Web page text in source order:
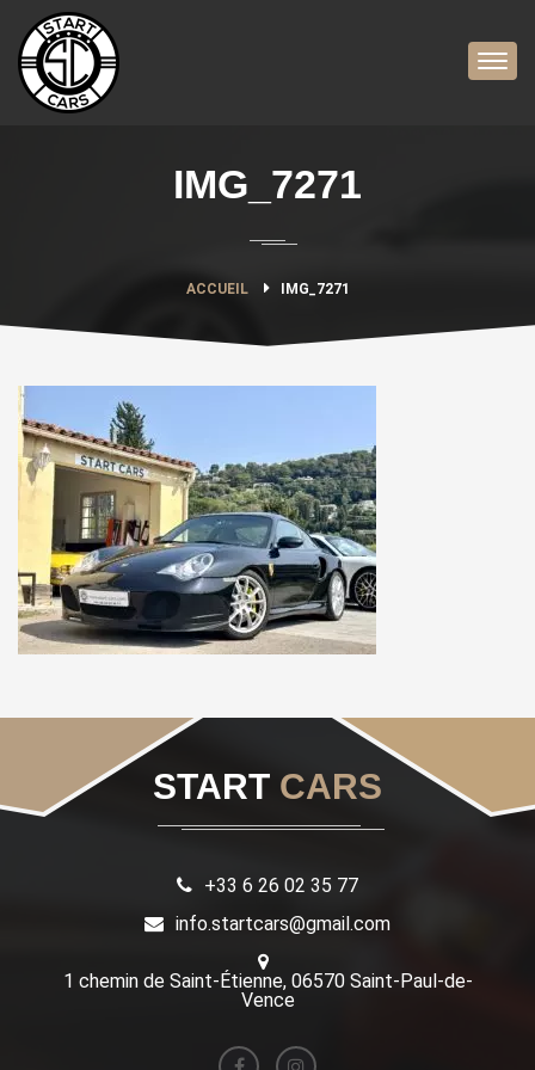
IMG_7271
ACCUEIL IMG_7271
START CARS
+33 6 26 02 35 77
info.startcars@gmail.com
1 chemin de Saint-Étienne, 06570 Saint-Paul-de-
Vence